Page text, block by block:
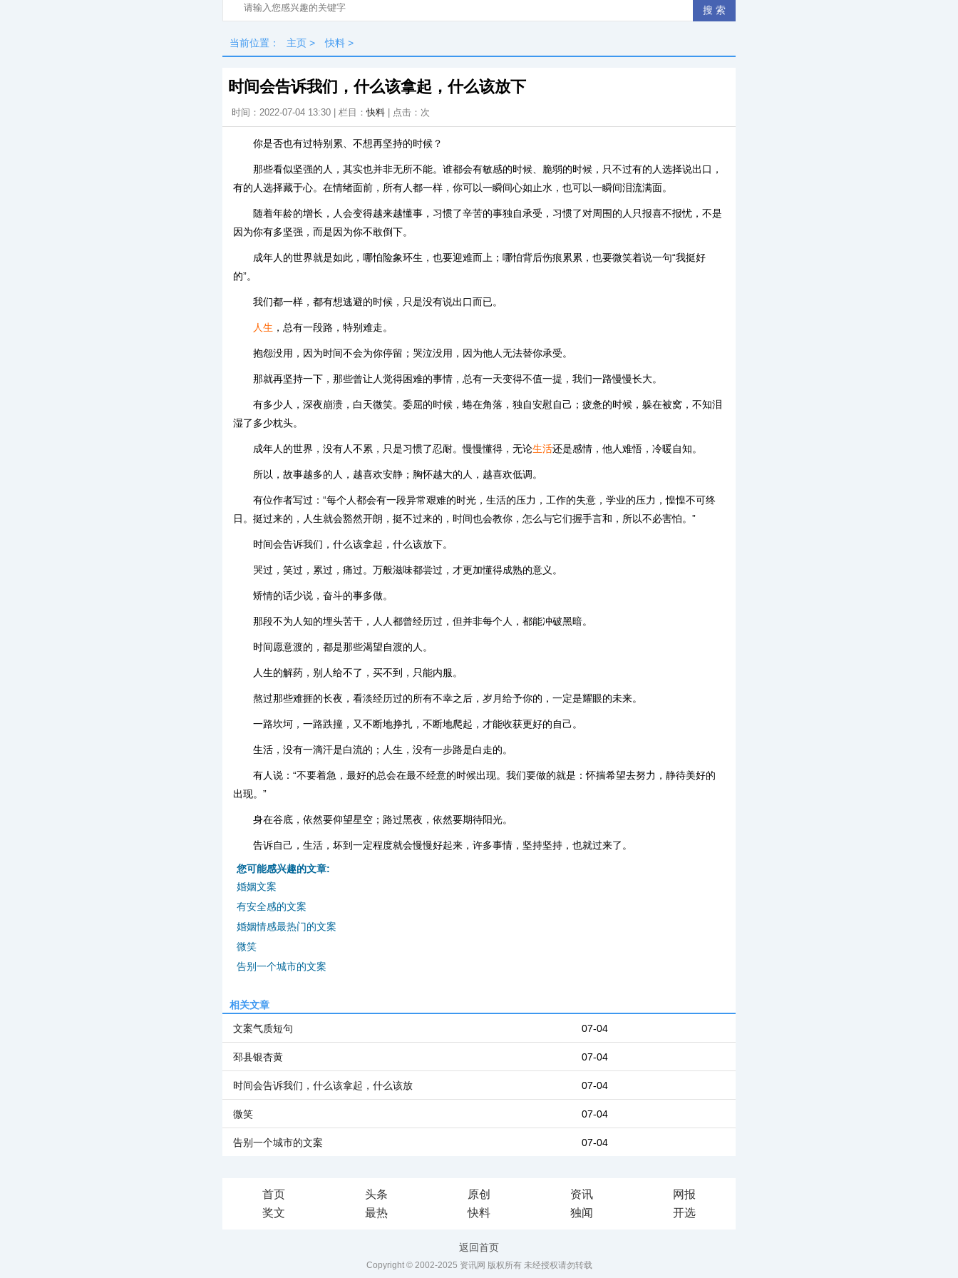
当前位置： 主页 > 快料 >
时间会告诉我们，什么该拿起，什么该放下
时间：2022-07-04 13:30 | 栏目：快料 | 点击： 次
你是否也有过特别累、不想再坚持的时候？
那些看似坚强的人，其实也并非无所不能。谁都会有敏感的时候、脆弱的时候，只不过有的人选择说出口，
有的人选择藏于心。在情绪面前，所有人都一样，你可以一瞬间心如止水，也可以一瞬间泪流满面。
随着年龄的增长，人会变得越来越懂事，习惯了辛苦的事独自承受，习惯了对周围的人只报喜不报忧，不是
因为你有多坚强，而是因为你不敢倒下。
成年人的世界就是如此，哪怕险象环生，也要迎难而上；哪怕背后伤痕累累，也要微笑着说一句“我挺好
的”。
我们都一样，都有想逃避的时候，只是没有说出口而已。
人生 ，总有一段路，特别难走。
抱怨没用，因为时间不会为你停留；哭泣没用，因为他人无法替你承受。
那就再坚持一下，那些曾让人觉得困难的事情，总有一天变得不值一提，我们一路慢慢长大。
有多少人，深夜崩溃，白天微笑。委屈的时候，蜷在角落，独自安慰自己；疲惫的时候，躲在被窝，不知泪
湿了多少枕头。
成年人的世界，没有人不累，只是习惯了忍耐。慢慢懂得，无论生活还是感情，他人难悟，冷暖自知。
所以，故事越多的人，越喜欢安静；胸怀越大的人，越喜欢低调。
有位作者写过：“每个人都会有一段异常艰难的时光，生活的压力，工作的失意，学业的压力，惶惶不可终
日。挺过来的，人生就会豁然开朗，挺不过来的，时间也会教你，怎么与它们握手言和，所以不必害怕。”
时间会告诉我们，什么该拿起，什么该放下。
哭过，笑过，累过，痛过。万般滋味都尝过，才更加懂得成熟的意义。
矫情的话少说，奋斗的事多做。
那段不为人知的埋头苦干，人人都曾经历过，但并非每个人，都能冲破黑暗。
时间愿意渡的，都是那些渴望自渡的人。
人生的解药，别人给不了，买不到，只能内服。
熬过那些难捱的长夜，看淡经历过的所有不幸之后，岁月给予你的，一定是耀眼的未来。
一路坎坷，一路跌撞，又不断地挣扎，不断地爬起，才能收获更好的自己。
生活，没有一滴汗是白流的；人生，没有一步路是白走的。
有人说：“不要着急，最好的总会在最不经意的时候出现。我们要做的就是：怀揣希望去努力，静待美好的
出现。”
身在谷底，依然要仰望星空；路过黑夜，依然要期待阳光。
告诉自己，生活，坏到一定程度就会慢慢好起来，许多事情，坚持坚持，也就过来了。
您可能感兴趣的文章:
婚姻文案
有安全感的文案
婚姻情感最热门的文案
微笑
告别一个城市的文案
相关文章
07-04
文案气质短句
07-04
邳县银杏黄
07-04
时间会告诉我们，什么该拿起，什么该放
07-04
微笑
07-04
告别一个城市的文案
首页 头条 原创 资讯
网报
奖文
最热 快料 独闻 开选
返回首页
Copyright © 2002-2025 资讯网 版权所有 未经授权请勿转载